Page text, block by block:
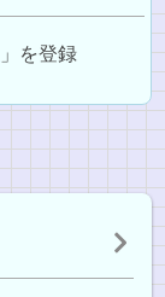
」を登録